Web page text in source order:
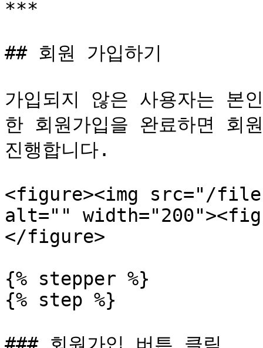
***
## 회원 가입하기
가입되지 않은 사용자는 본
한 회원가입을 완료하면 회
진행합니다.
<figure><img src="/
alt=""
</figure>
{% stepper %}
{% step %}